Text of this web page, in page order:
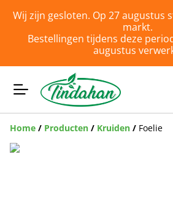
Wij zijn gesloten. Op 27 augustus
markt.
Bestellingen tijdens deze
augustus
Home / Producten / Kruiden / Foelie